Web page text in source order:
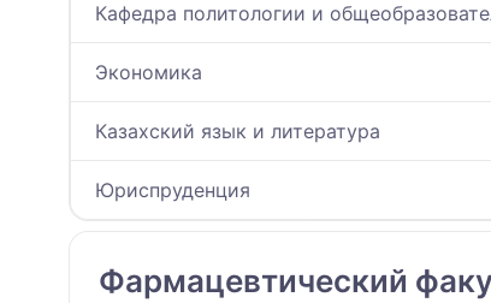
Кафедра политологии и
Экономика
Казахский язык и литература
Юриспруденция
Фармацевтический